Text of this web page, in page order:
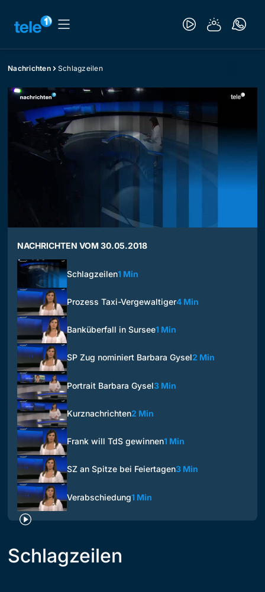
Nachrichten Schlagzeilen
NACHRICHTEN VOM 30.05.2018
Schlagzeilen1 Min
Prozess Taxi-Vergewaltiger4 Min
Banküberfall in Sursee1 Min
SP Zug nominiert Barbara Gysel2 Min
Portrait Barbara Gysel3 Min
Kurznachrichten2 Min
Frank will TdS gewinnen1 Min
SZ an Spitze bei Feiertagen3 Min
Verabschiedung1 Min
Schlagzeilen